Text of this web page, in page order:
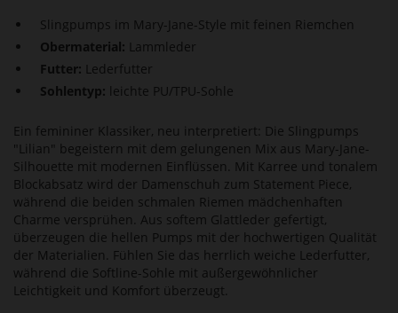
Slingpumps im Mary-Jane-Style mit feinen Riemchen
Obermaterial: Lammleder
Futter: Lederfutter
Sohlentyp: leichte PU/TPU-Sohle
Ein femininer Klassiker, neu interpretiert: Die Slingpumps
"Lilian" begeistern mit dem gelungenen Mix aus Mary-Jane-
Silhouette mit modernen Einflüssen. Mit Karree und tonalem
Blockabsatz wird der Damenschuh zum Statement Piece,
während die beiden schmalen Riemen mädchenhaften
Charme versprühen. Aus softem Glattleder gefertigt,
überzeugen die hellen Pumps mit der hochwertigen Qualität
der Materialien. Fühlen Sie das herrlich weiche Lederfutter,
während die Softline-Sohle mit außergewöhnlicher
Leichtigkeit und Komfort überzeugt.